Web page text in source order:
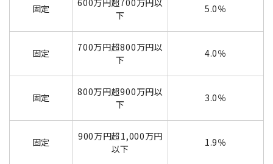
固定
600万円超700万円以
下
5.0％
固定
700万円超800万円以
下
4.0％
固定
800万円超900万円以
下
3.0％
固定
900万円超1,000万円
以下
1.9％